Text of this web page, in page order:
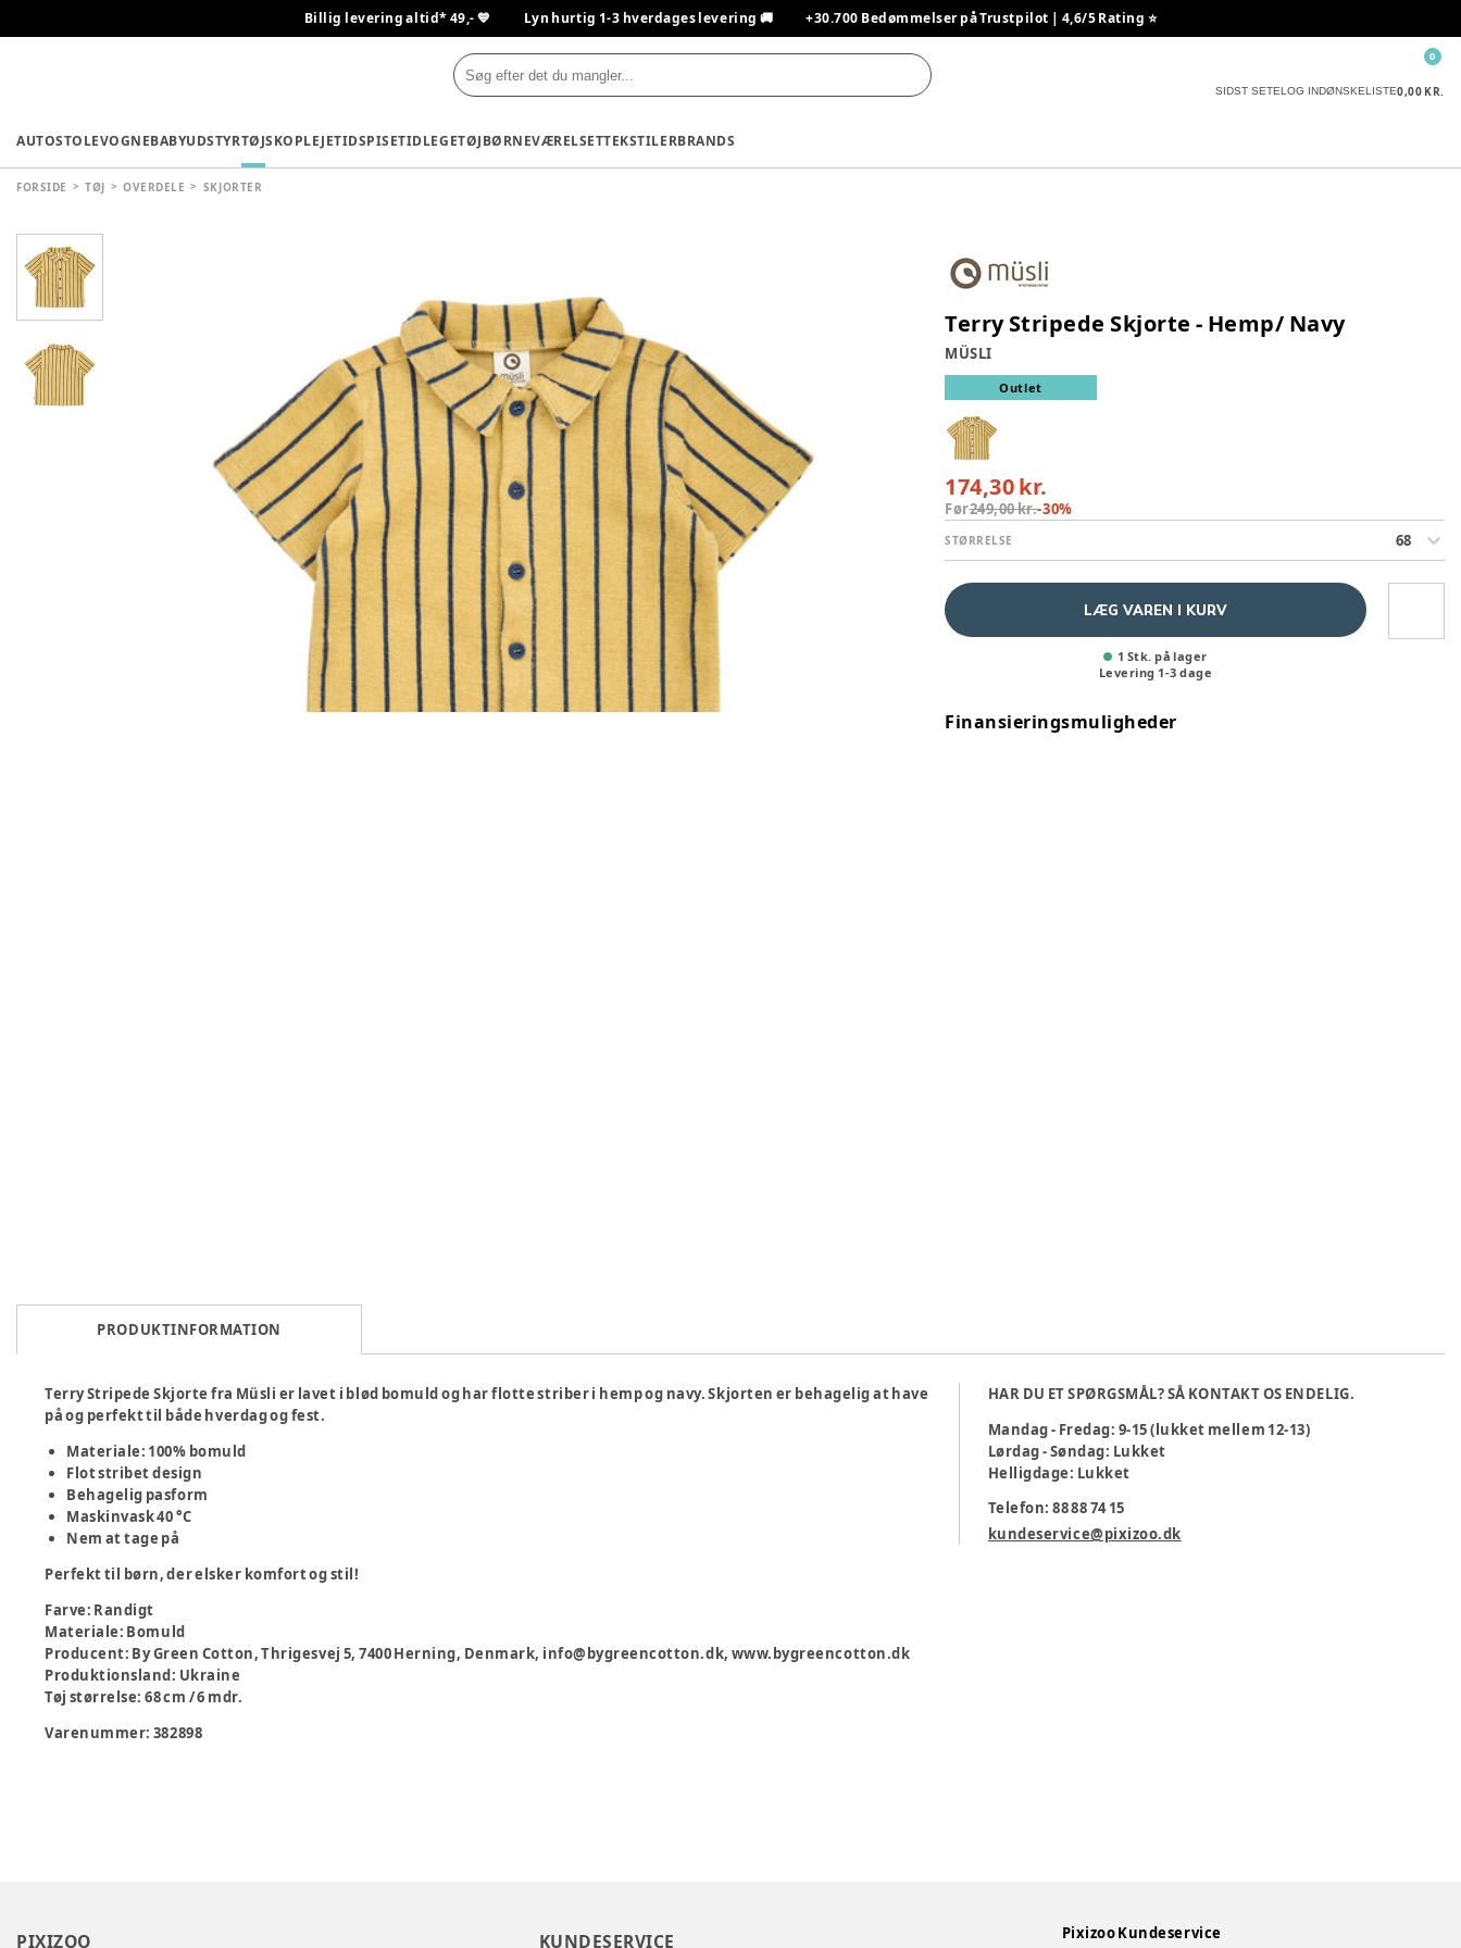
Billig levering altid* 49,- 💙 Lyn hurtig 1-3 hverdages levering 🚚 +30.700 Bedømmelser på Trustpilot | 4,6/5 Rating ⭐️
SIDST SETELOG INDØNSKELISTE0,00 KR.
0
AUTOSTOLEVOGNEBABYUDSTYRTØJSKOPLEJETIDSPISETIDLEGETØJBØRNEVÆRELSETTEKSTILERBRANDS
FORSIDE TØJ OVERDELE SKJORTER
Terry Stripede Skjorte - Hemp/ Navy
MÜSLI
Outlet
174,30 kr.
Før249,00 kr.-30%
STØRRELSE 68
LÆG VAREN I KURV
1 Stk. på lager
Levering 1-3 dage
Finansieringsmuligheder
PRODUKTINFORMATION
Terry Stripede Skjorte fra Müsli er lavet i blød bomuld og har flotte striber i hemp og navy. Skjorten er behagelig at have
på og perfekt til både hverdag og fest.
Materiale: 100% bomuld
Flot stribet design
Behagelig pasform
Maskinvask 40 °C
Nem at tage på
Perfekt til børn, der elsker komfort og stil!
Farve: Randigt
Materiale: Bomuld
Producent: By Green Cotton, Thrigesvej 5, 7400 Herning, Denmark, info@bygreencotton.dk, www.bygreencotton.dk
Produktionsland: Ukraine
Tøj størrelse:68 cm / 6 mdr.
Varenummer: 382898
HAR DU ET SPØRGSMÅL? SÅ KONTAKT OS ENDELIG.
Mandag - Fredag: 9-15 (lukket mellem 12-13)
Lørdag - Søndag: Lukket
Helligdage: Lukket
Telefon: 88 88 74 15
kundeservice@pixizoo.dk
PIXIZOO KUNDESERVICE
Pixizoo Kundeservice